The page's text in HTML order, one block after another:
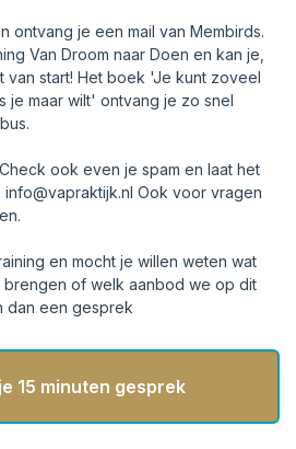
ontvang je een mail van Membirds.
Van Droom naar Doen en kan je,
van start! Het boek 'Je kunt zoveel
je maar wilt' ontvang je zo snel
ook even je spam en laat het
info@vapraktijk.nl Ook voor vragen
en mocht je willen weten wat
brengen of welk aanbod we op dit
dan een gesprek
15 minuten gesprek